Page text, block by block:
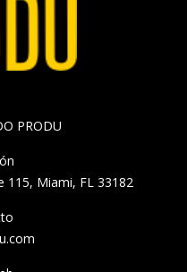
PRODU
115, Miami, FL 33182